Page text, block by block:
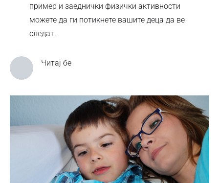
пример и заеднички физички активности
можете да ги потикнете вашите деца да ве
следат.
Читај бе